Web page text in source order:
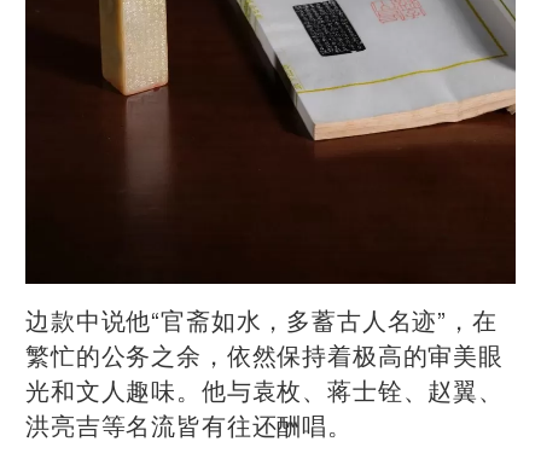
边款中说他“官斋如水，多蓄古人名迹”，在
繁忙的公务之余，依然保持着极高的审美眼
光和文人趣味。他与袁枚、蒋士铨、赵翼、
洪亮吉等名流皆有往还酬唱。